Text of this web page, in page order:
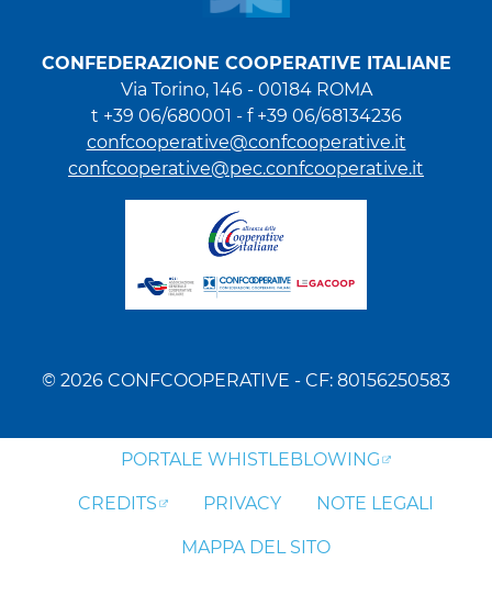
CONFEDERAZIONE COOPERATIVE ITALIANE
Via Torino, 146 - 00184 ROMA
t +39 06/680001 - f +39 06/68134236
confcooperative@confcooperative.it
confcooperative@pec.confcooperative.it
© 2026 CONFCOOPERATIVE - CF: 80156250583
PORTALE WHISTLEBLOWING
CREDITS PRIVACY NOTE LEGALI
MAPPA DEL SITO